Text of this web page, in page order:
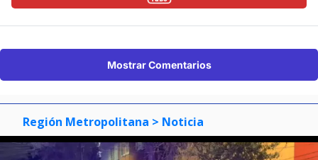
Mostrar Comentarios
Región Metropolitana > Noticia